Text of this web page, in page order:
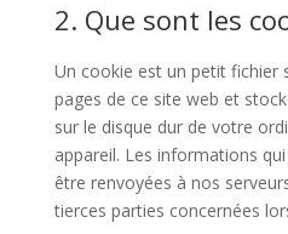
2. Que sont les
Un cookie est un petit fichier
pages de ce site web et
sur le disque dur de votre
appareil. Les informations
être renvoyées à nos
tierces parties concernées